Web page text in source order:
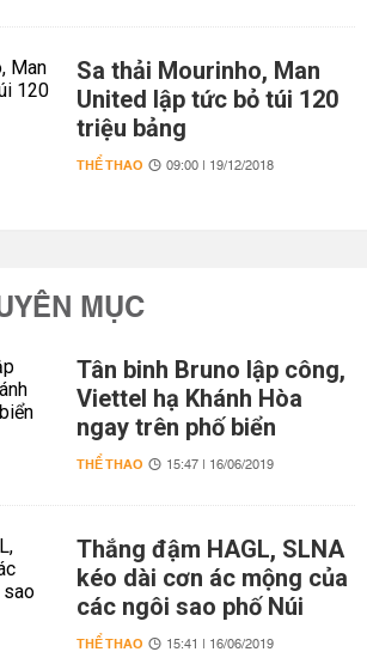
Sa thải Mourinho, Man
United lập tức bỏ túi 120
triệu bảng
THỂ THAO 09:00 | 19/12/2018
MỤC
Tân binh Bruno lập công,
Viettel hạ Khánh Hòa
ngay trên phố biển
THỂ THAO 15:47 | 16/06/2019
Thắng đậm HAGL, SLNA
kéo dài cơn ác mộng của
các ngôi sao phố Núi
THỂ THAO 15:41 | 16/06/2019